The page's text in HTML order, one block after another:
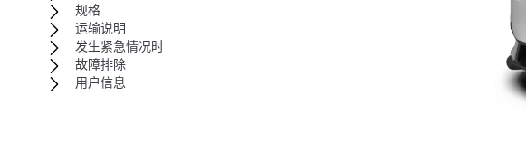
规格
运输说明
发生紧急情况时
故障排除
用户信息